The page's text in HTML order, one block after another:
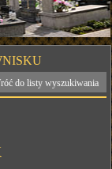
do listy wyszukiwania